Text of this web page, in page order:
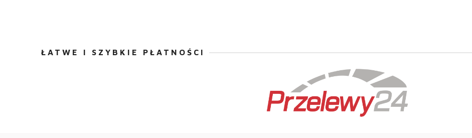
ŁATWE I SZYBKIE PŁATNOŚCI